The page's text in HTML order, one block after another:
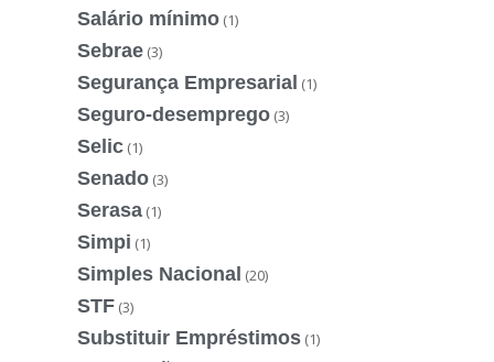
Salário mínimo (1)
Sebrae (3)
Segurança Empresarial (1)
Seguro-desemprego (3)
Selic (1)
Senado (3)
Serasa (1)
Simpi (1)
Simples Nacional (20)
STF (3)
Substituir Empréstimos (1)